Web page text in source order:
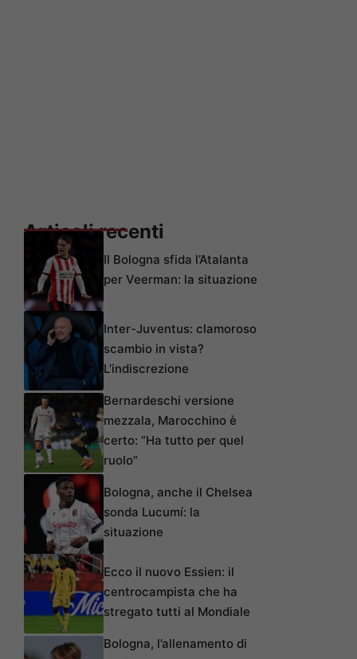
Articoli recenti
Il Bologna sfida l’Atalanta
per Veerman: la situazione
Inter-Juventus: clamoroso
scambio in vista?
L’indiscrezione
Bernardeschi versione
mezzala, Marocchino è
certo: “Ha tutto per quel
ruolo”
Bologna, anche il Chelsea
sonda Lucumí: la
situazione
Ecco il nuovo Essien: il
centrocampista che ha
stregato tutti al Mondiale
Bologna, l’allenamento di